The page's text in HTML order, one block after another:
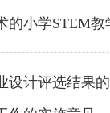
的小学STEM
设计评选结果